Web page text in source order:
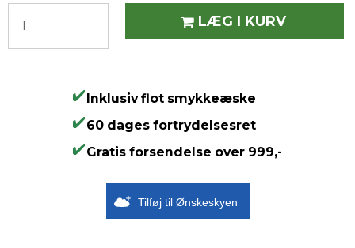
LÆG I KURV
Inklusiv flot smykkeæske
60 dages fortrydelsesret
Gratis forsendelse over 999,-
Tilføj til Ønskeskyen